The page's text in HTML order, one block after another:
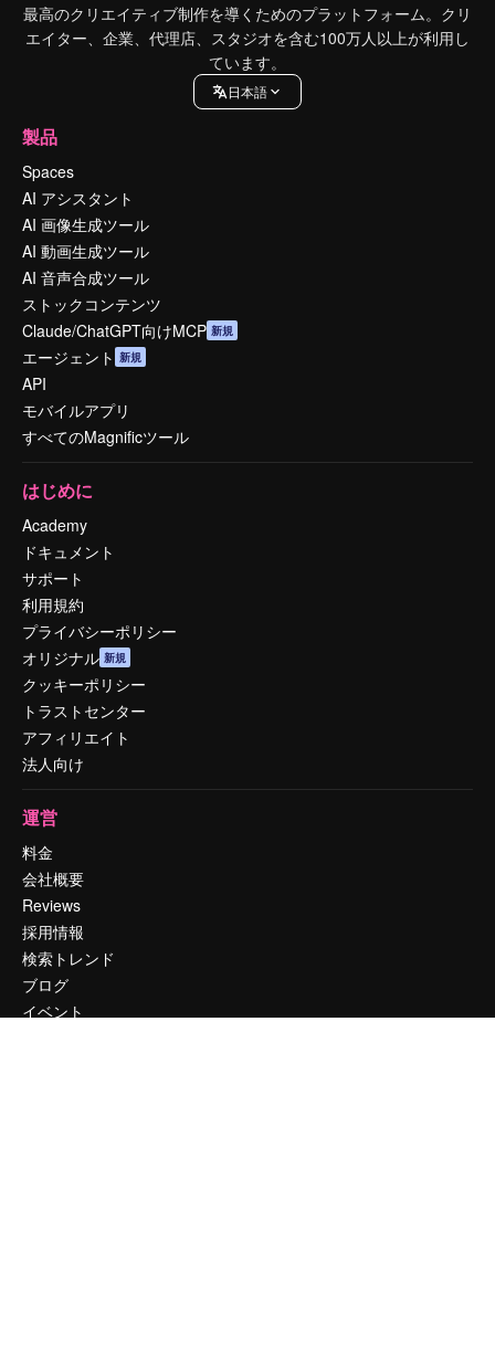
最高のクリエイティブ制作を導くためのプラットフォーム。クリ
エイター、企業、代理店、スタジオを含む100万人以上が利用し
ています。
日本語
製品
Spaces
AI アシスタント
AI 画像生成ツール
AI 動画生成ツール
AI 音声合成ツール
ストックコンテンツ
Claude/ChatGPT向けMCP 新規
エージェント 新規
API
モバイルアプリ
すべてのMagnificツール
はじめに
Academy
ドキュメント
サポート
利用規約
プライバシーポリシー
オリジナル 新規
クッキーポリシー
トラストセンター
アフィリエイト
法人向け
運営
料金
会社概要
Reviews
採用情報
検索トレンド
ブログ
イベント